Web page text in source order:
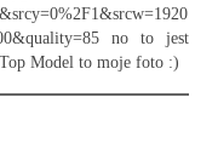
no to jest
Model to moje foto :)